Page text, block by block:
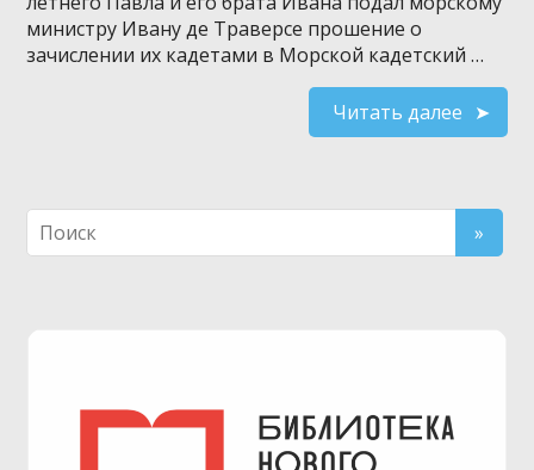
министру Ивану де Траверсе прошение о
зачислении их кадетами в Морской кадетский …
Читать далее